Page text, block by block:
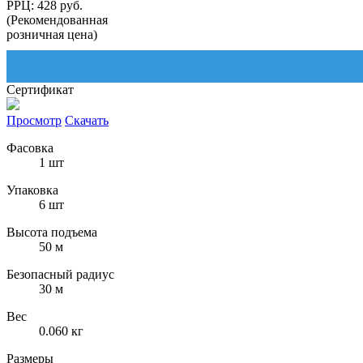
РРЦ: 428 руб.
(Рекомендованная
розничная цена)
Сертификат
Просмотр Скачать
Фасовка
1 шт
Упаковка
6 шт
Высота подъема
50 м
Безопасный радиус
30 м
Вес
0.060 кг
Размеры